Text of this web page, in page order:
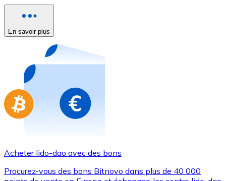
Acheter avec carte
Nouveau
Achetez des cartes-cadeaux de vos marques
Aller à la boutique de cartes-cadeaux
En savoir plus
Acheter lido-dao avec des bons
Procurez-vous des bons Bitnovo dans plus de 40 000